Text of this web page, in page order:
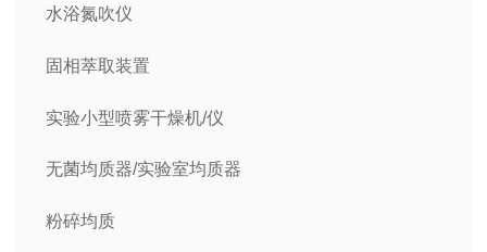
水浴氮吹仪
固相萃取装置
实验小型喷雾干燥机/仪
无菌均质器/实验室均质器
粉碎均质